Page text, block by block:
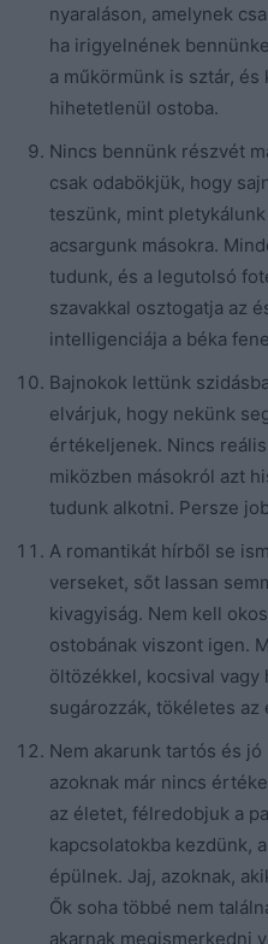
nyaraláson, amelynek
ha irigyelnének
a műkörmünk is sztár, és
hihetetlenül ostoba.
Nincs bennünk részvét
csak odabökjük, hogy
teszünk, mint
acsargunk másokra.
tudunk, és a legutolsó
szavakkal osztogatja az
intelligenciája a béka
Bajnokok lettünk
elvárjuk, hogy nekünk
értékeljenek. Nincs
miközben másokról azt
tudunk alkotni. Persze
A romantikát hírből se
verseket, sőt lassan
kivagyiság. Nem kell
ostobának viszont igen.
öltözékkel, kocsival vagy
sugározzák, tökéletes az
Nem akarunk tartós és
azoknak már nincs
az életet, félredobjuk a
kapcsolatokba kezdünk,
épülnek. Jaj, azoknak,
Ők soha többé nem
akarnak megismerkedni